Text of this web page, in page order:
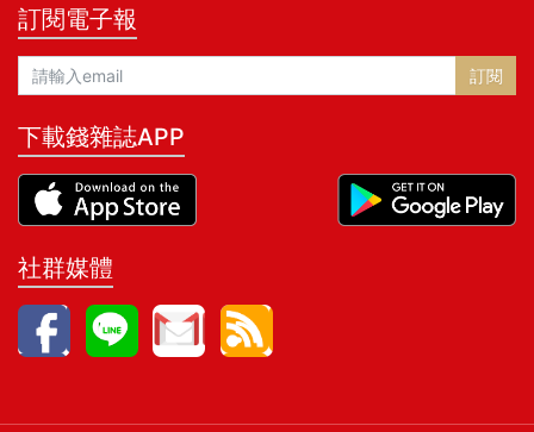
訂閱電子報
訂閱
下載錢雜誌APP
社群媒體